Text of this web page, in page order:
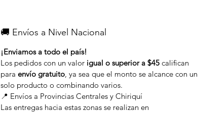
🚚 Envíos a Nivel Nacional
¡Enviamos a todo el país!
Los pedidos con un valor igual o superior a $45 califican
para envío gratuito, ya sea que el monto se alcance con un
solo producto o combinando varios.
📍 Envíos a Provincias Centrales y Chiriquí
Las entregas hacia estas zonas se realizan en